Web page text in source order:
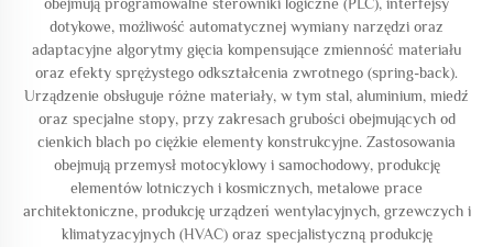
dotykowe, możliwość automatycznej wymiany narzędzi oraz
adaptacyjne algorytmy gięcia kompensujące zmienność materiału
oraz efekty sprężystego odkształcenia zwrotnego (spring-back).
Urządzenie obsługuje różne materiały, w tym stal, aluminium, miedź
oraz specjalne stopy, przy zakresach grubości obejmujących od
cienkich blach po ciężkie elementy konstrukcyjne. Zastosowania
obejmują przemysł motocyklowy i samochodowy, produkcję
elementów lotniczych i kosmicznych, metalowe prace
architektoniczne, produkcję urządzeń wentylacyjnych, grzewczych i
klimatyzacyjnych (HVAC) oraz specjalistyczną produkcję